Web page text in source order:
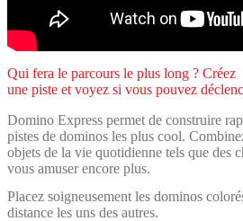
Qui fera le parcours le plus long ? Créez
une piste et voyez si vous pouvez
Domino Express permet de construire
pistes de dominos les plus cool.
objets de la vie quotidienne tels que des
vous amuser encore plus.
Placez soigneusement les dominos
distance les uns des autres.